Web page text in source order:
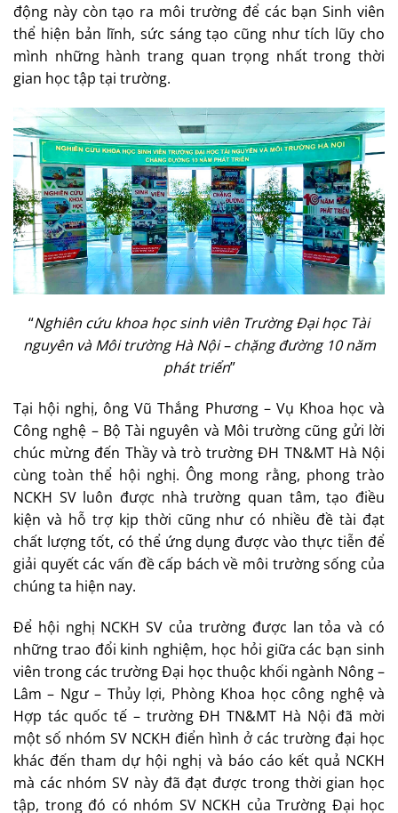
động này còn tạo ra môi trường để các bạn Sinh viên
thể hiện bản lĩnh, sức sáng tạo cũng như tích lũy cho
mình những hành trang quan trọng nhất trong thời
gian học tập tại trường.
“Nghiên cứu khoa học sinh viên Trường Đại học Tài
nguyên và Môi trường Hà Nội – chặng đường 10 năm
phát triển”
Tại hội nghị, ông Vũ Thắng Phương – Vụ Khoa học và
Công nghệ – Bộ Tài nguyên và Môi trường cũng gửi lời
chúc mừng đến Thầy và trò trường ĐH TN&MT Hà Nội
cùng toàn thể hội nghị. Ông mong rằng, phong trào
NCKH SV luôn được nhà trường quan tâm, tạo điều
kiện và hỗ trợ kịp thời cũng như có nhiều đề tài đạt
chất lượng tốt, có thể ứng dụng được vào thực tiễn để
giải quyết các vấn đề cấp bách về môi trường sống của
chúng ta hiện nay.
Để hội nghị NCKH SV của trường được lan tỏa và có
những trao đổi kinh nghiệm, học hỏi giữa các bạn sinh
viên trong các trường Đại học thuộc khối ngành Nông –
Lâm – Ngư – Thủy lợi, Phòng Khoa học công nghệ và
Hợp tác quốc tế – trường ĐH TN&MT Hà Nội đã mời
một số nhóm SV NCKH điển hình ở các trường đại học
khác đến tham dự hội nghị và báo cáo kết quả NCKH
mà các nhóm SV này đã đạt được trong thời gian học
tập, trong đó có nhóm SV NCKH của Trường Đại học